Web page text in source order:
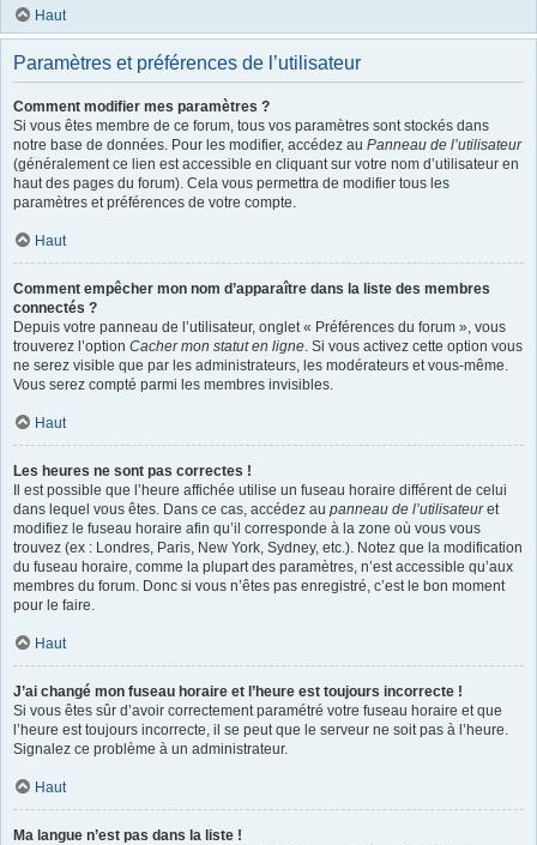
Haut
Paramètres et préférences de l’utilisateur
Comment modifier mes paramètres ?
Si vous êtes membre de ce forum, tous vos paramètres sont stockés dans
notre base de données. Pour les modifier, accédez au Panneau de l’utilisateur
(généralement ce lien est accessible en cliquant sur votre nom d’utilisateur en
haut des pages du forum). Cela vous permettra de modifier tous les
paramètres et préférences de votre compte.
Haut
Comment empêcher mon nom d’apparaître dans la liste des membres
connectés ?
Depuis votre panneau de l’utilisateur, onglet « Préférences du forum », vous
trouverez l’option Cacher mon statut en ligne. Si vous activez cette option vous
ne serez visible que par les administrateurs, les modérateurs et vous-même.
Vous serez compté parmi les membres invisibles.
Haut
Les heures ne sont pas correctes !
Il est possible que l’heure affichée utilise un fuseau horaire différent de celui
dans lequel vous êtes. Dans ce cas, accédez au panneau de l’utilisateuret
modifiez le fuseau horaire afin qu’il corresponde à la zone où vous vous
trouvez (ex : Londres, Paris, New York, Sydney, etc.). Notez que la modification
du fuseau horaire, comme la plupart des paramètres, n’est accessible qu’aux
membres du forum. Donc si vous n’êtes pas enregistré, c’est le bon moment
pour le faire.
Haut
J’ai changé mon fuseau horaire et l’heure est toujours incorrecte !
Si vous êtes sûr d’avoir correctement paramétré votre fuseau horaire et que
l’heure est toujours incorrecte, il se peut que le serveur ne soit pas à l’heure.
Signalez ce problème à un administrateur.
Haut
Ma langue n’est pas dans la liste !